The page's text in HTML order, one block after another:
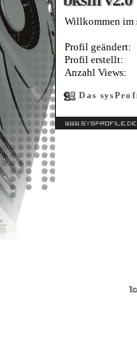
Willkommen im
Profil geändert:
Profil erstellt:
Anzahl Views:
Das